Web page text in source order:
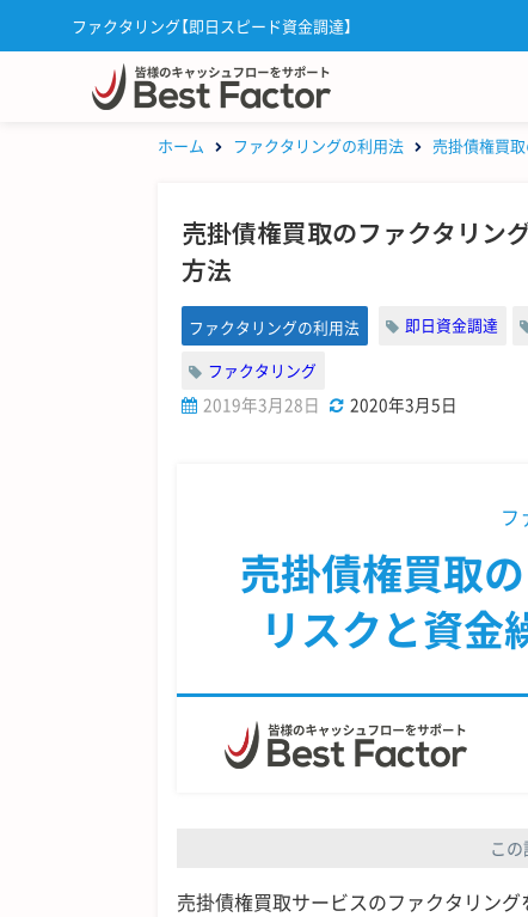
ファクタリング【即日スピード資金調達】
ホーム ファクタリングの利用法 売掛債権買
売掛債権買取のファクタリン
方法
ファクタリングの利用法 即日資金調達
ファクタリング
2019年3月28日 2020年3月5日
フ
売掛債権買取
リスクと資金
こ
売掛債権買取サービスのファクタリン